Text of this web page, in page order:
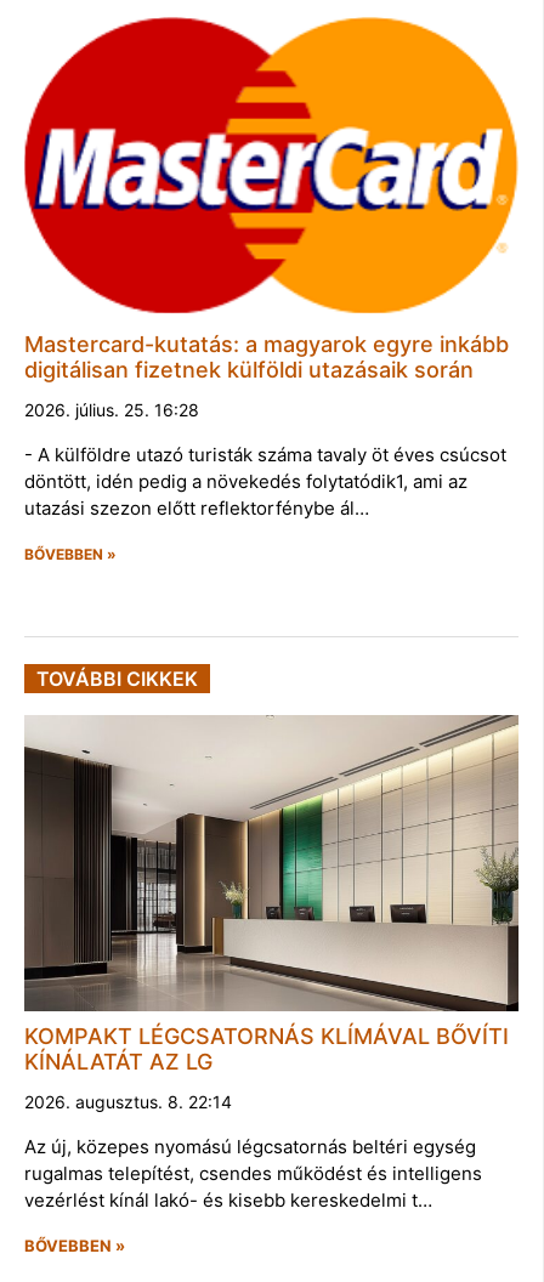
Mastercard-kutatás: a magyarok egyre inkább
digitálisan fizetnek külföldi utazásaik során
2026. július. 25. 16:28
- A külföldre utazó turisták száma tavaly öt éves csúcsot
döntött, idén pedig a növekedés folytatódik1, ami az
utazási szezon előtt reflektorfénybe ál…
BŐVEBBEN »
TOVÁBBI CIKKEK
KOMPAKT LÉGCSATORNÁS KLÍMÁVAL BŐVÍTI
KÍNÁLATÁT AZ LG
2026. augusztus. 8. 22:14
Az új, közepes nyomású légcsatornás beltéri egység
rugalmas telepítést, csendes működést és intelligens
vezérlést kínál lakó- és kisebb kereskedelmi t…
BŐVEBBEN »